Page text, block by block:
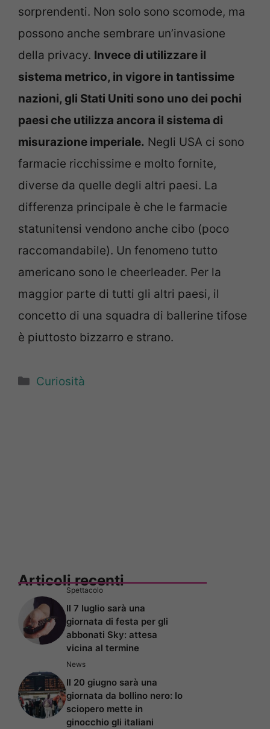
sorprendenti. Non solo sono scomode, ma
possono anche sembrare un’invasione
della privacy. Invece di utilizzare il
sistema metrico, in vigore in tantissime
nazioni, gli Stati Uniti sono uno dei pochi
paesi che utilizza ancora il sistema di
misurazione imperiale. Negli USA ci sono
farmacie ricchissime e molto fornite,
diverse da quelle degli altri paesi. La
differenza principale è che le farmacie
statunitensi vendono anche cibo (poco
raccomandabile). Un fenomeno tutto
americano sono le cheerleader. Per la
maggior parte di tutti gli altri paesi, il
concetto di una squadra di ballerine tifose
è piuttosto bizzarro e strano.
Categorie
Curiosità
Articoli recenti
Spettacolo
Il 7 luglio sarà una
giornata di festa per gli
abbonati Sky: attesa
vicina al termine
News
Il 20 giugno sarà una
giornata da bollino nero: lo
sciopero mette in
ginocchio gli italiani